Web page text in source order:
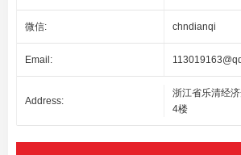
微信: chndianqi
Email:
Address:
浙江省乐清经
4楼